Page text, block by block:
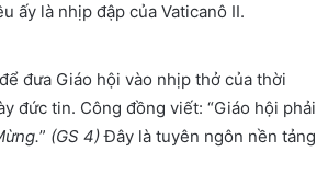
ấy là nhịp đập của Vaticanô II.
đưa Giáo hội vào nhịp thở của thời
đức tin. Công đồng viết: “Giáo hội phải
” (GS 4)Đây là tuyên ngôn nền tảng